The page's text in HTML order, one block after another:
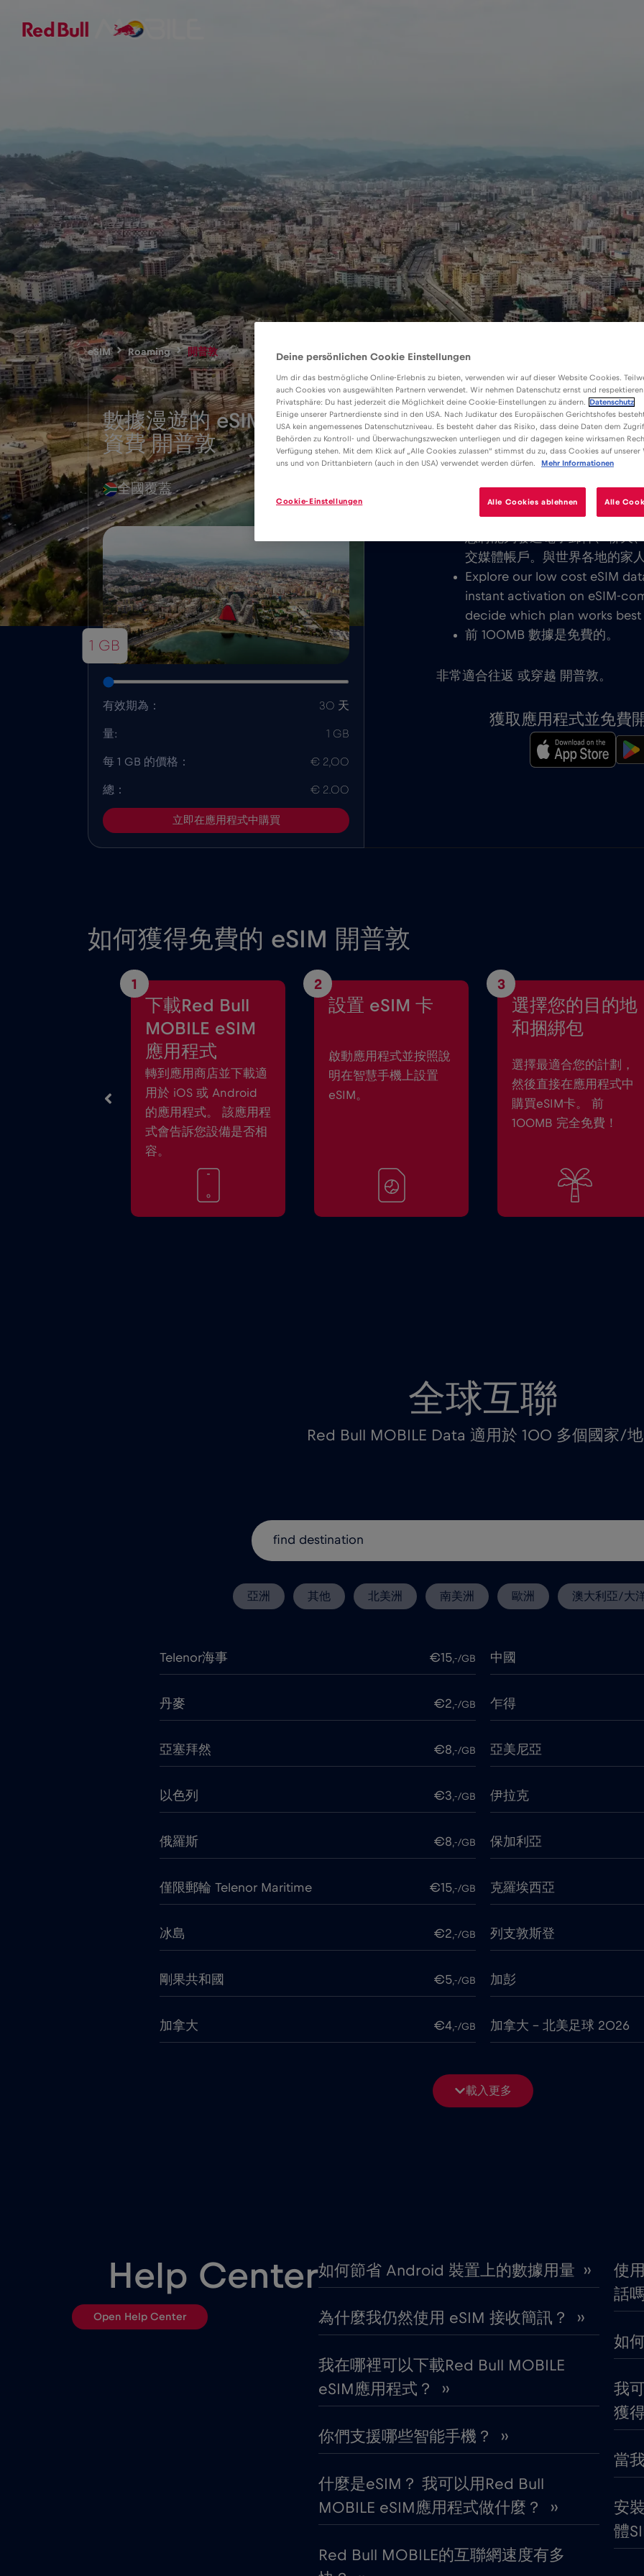
eSIM Roaming 開普敦
數據漫遊的 eSIM
資費 開普敦
2€/GB
全國覆蓋
1 GB
有效期為： 30 天
量: 1 GB
每 1 GB 的價格： € 2,00
總： € 2.00
立即在應用程式中購買
優勢 描述
下載易於安裝的 Red Bull MOBILE
行動網路開普敦。
我們從不收取基本費用。啟動
世界，無需任何基本或漫遊費
您將能夠發送電子郵件、聊天
交媒體帳戶。與世界各地的家
Explore our low cost eSIM
instant activation on eSIM-
decide which plan works best
前 100MB 數據是免費的。
非常適合往返 或穿越 開普敦。
獲取應用程式並免費
如何獲得免費的 eSIM 開普敦
1
下載Red Bull
MOBILE eSIM
應用程式
轉到應用商店並下載適
用於 iOS 或 Android
的應用程式。 該應用程
式會告訴您設備是否相
容。
2
設置 eSIM 卡
啟動應用程式並按照說
明在智慧手機上設置
eSIM。
3
選擇您的目的地
和捆綁包
選擇最適合您的計劃，
然後直接在應用程式中
購買eSIM卡。 前
100MB 完全免費！
全球互聯
Red Bull MOBILE Data 適用於 100 多個國家/
亞洲 其他 北美洲 南美洲 歐洲 澳大利亞/大
Telenor海事 €15,-/GB 中國
丹麥 €2,-/GB 乍得
亞塞拜然 €8,-/GB 亞美尼亞
以色列 €3,-/GB 伊拉克
俄羅斯 €8,-/GB 保加利亞
僅限郵輪 Telenor Maritime €15,-/GB 克羅埃西亞
冰島 €2,-/GB 列支敦斯登
剛果共和國 €5,-/GB 加彭
加拿大 €4,-/GB 加拿大 - 北美足球 2026
€2,-/GB 北馬其頓
圖爾庫
€3
€2,-/GB 墨西哥
€1 ,-/GB 奈及利亞
載入更多
Help Center
Open Help Center
如何節省 Android 裝置上的數據用量 ››
使
話
為什麼我仍然使用 eSIM 接收簡訊？ ››
如
我在哪裡可以下載Red Bull MOBILE
eSIM應用程式？ ››
我
獲
你們支援哪些智能手機？ ››
當
什麼是eSIM？ 我可以用Red Bull
MOBILE eSIM應用程式做什麼？ ››
安
體
Red Bull MOBILE的互聯網速度有多
Deine persönlichen Cookie Einstellungen
Um dir das bestmögliche Online-Erlebnis zu bieten, verwenden wir auf dieser Website Cookies.
auch Cookies von ausgewählten Partnern verwendet. Wir nehmen Datenschutz ernst und
Privatsphäre: Du hast jederzeit die Möglichkeit deine Cookie-Einstellungen zu ändern.
Datenschutz
Einige unserer Partnerdienste sind in den USA. Nach Judikatur des Europäischen Gerichtshofes
USA kein angemessenes Datenschutzniveau. Es besteht daher das Risiko, dass deine Daten dem
Behörden zu Kontroll- und Überwachungszwecken unterliegen und dir dagegen keine wirksamen
Verfügung stehen. Mit dem Klick auf „Alle Cookies zulassen“ stimmst du zu, dass Cookies auf unserer
uns und von Drittanbietern (auch in den USA) verwendet werden dürfen.
Mehr Informationen
Alle Cookies ablehnen Alle
Cookie-Einstellungen